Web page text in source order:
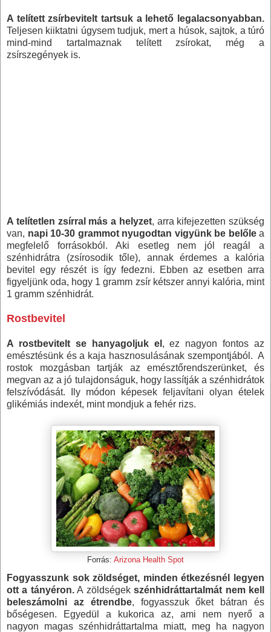
A telített zsírbevitelt tartsuk a lehető legalacsonyabban.
Teljesen kiiktatni úgysem tudjuk, mert a húsok, sajtok, a túró
mind-mind tartalmaznak telített zsírokat, még a
zsírszegények is.
A telítetlen zsírral más a helyzet, arra kifejezetten szükség
van, napi 10-30 grammot nyugodtan vigyünk be belőlea
megfelelő forrásokból. Aki esetleg nem jól reagál a
szénhidrátra (zsírosodik tőle), annak érdemes a kalória
bevitel egy részét is így fedezni. Ebben az esetben arra
figyeljünk oda, hogy 1 gramm zsír kétszer annyi kalória, mint
1 gramm szénhidrát.
Rostbevitel
A rostbevitelt se hanyagoljuk el , ez nagyon fontos az
emésztésünk és a kaja hasznosulásának szempontjából. A
rostok mozgásban tartják az emésztőrendszerünket, és
megvan az a jó tulajdonságuk, hogy lassítják a szénhidrátok
felszívódását. Ily módon képesek feljavítani olyan ételek
glikémiás indexét, mint mondjuk a fehér rizs.
Forrás: Arizona Health Spot
Fogyasszunk sok zöldséget, minden étkezésnél legyen
ott a tányéron.A zöldségekszénhidráttartalmát nem kell
beleszámolni az étrendbe, fogyasszuk őket bátran és
bőségesen. Egyedül a kukorica az, ami nem nyerő a
nagyon magas szénhidráttartalma miatt, meg ha nagyon